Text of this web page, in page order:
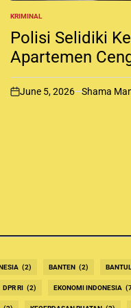
P
O
S
E
N
KRIMINAL
Polisi Selidiki
Apartemen
o
June 5, 2026 Shama
(2) BANTEN (2) BANTUL
DPR RI (2) EKONOMI INDONESIA